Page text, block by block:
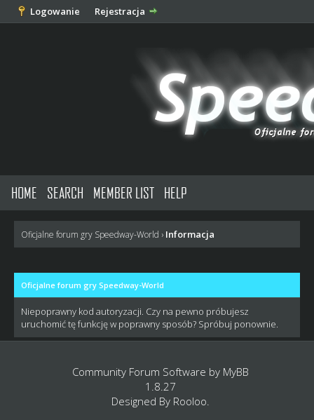
Logowanie Rejestracja
HOME SEARCH MEMBER LIST HELP
Oficjalne forum gry Speedway-World › Informacja
Oficjalne forum gry Speedway-World
Niepoprawny kod autoryzacji. Czy na pewno próbujesz
uruchomić tę funkcję w poprawny sposób? Spróbuj ponownie.
Community Forum Software by MyBB
1.8.27
Designed By Rooloo.